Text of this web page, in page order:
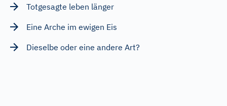
Totgesagte leben länger
Eine Arche im ewigen Eis
Dieselbe oder eine andere Art?